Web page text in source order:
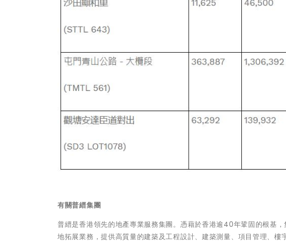
有關普縉集團
普縉是香港領先的地產專業服務集團。憑藉於香港逾40年鞏固的根基
地拓展業務，提供高質量的建築及工程設計、建築測量、項目管理、樓